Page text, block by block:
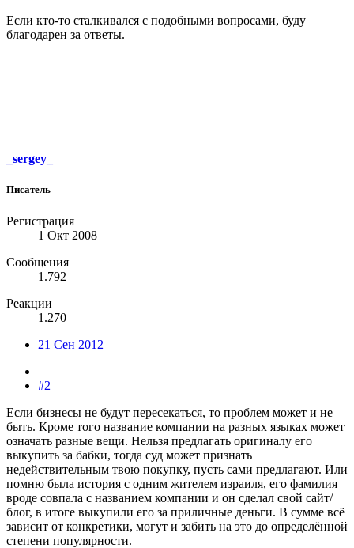
Если кто-то сталкивался с подобными вопросами, буду
благодарен за ответы.
_sergey_
Писатель
Регистрация
1 Окт 2008
Сообщения
1.792
Реакции
1.270
21 Сен 2012
#2
Если бизнесы не будут пересекаться, то проблем может и не
быть. Кроме того название компании на разных языках может
означать разные вещи. Нельзя предлагать оригиналу его
выкупить за бабки, тогда суд может признать
недействительным твою покупку, пусть сами предлагают. Или
помню была история с одним жителем израиля, его фамилия
вроде совпала с названием компании и он сделал свой сайт/
блог, в итоге выкупили его за приличные деньги. В сумме всё
зависит от конкретики, могут и забить на это до определённой
степени популярности.